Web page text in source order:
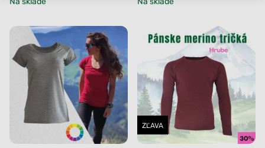
ZĽAVA